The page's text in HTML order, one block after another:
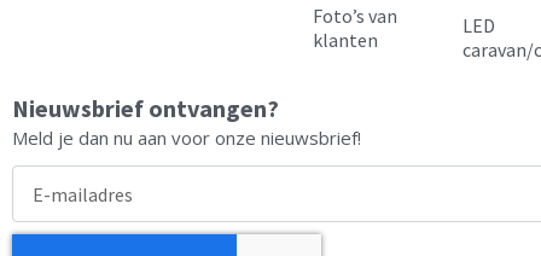
Foto’s van
klanten
LED
Nieuwsbrief ontvangen?
Meld je dan nu aan voor onze nieuwsbrief!
mailadres